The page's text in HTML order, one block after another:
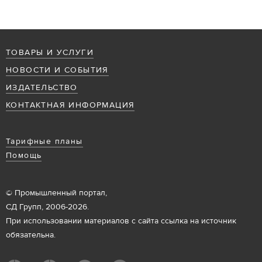
ТОВАРЫ И УСЛУГИ
НОВОСТИ И СОБЫТИЯ
ИЗДАТЕЛЬСТВО
КОНТАКТНАЯ ИНФОРМАЦИЯ
Тарифные планы
Помощь
© Промышленный портал,
СД Групп, 2006-2026.
При использовании материалов с сайта ссылка на источник
обязательна.